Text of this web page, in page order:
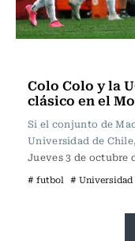
Colo Colo y la
clásico en el
Si el conjunto de
Universidad de
Jueves 3 de octubre
# futbol # Universidad